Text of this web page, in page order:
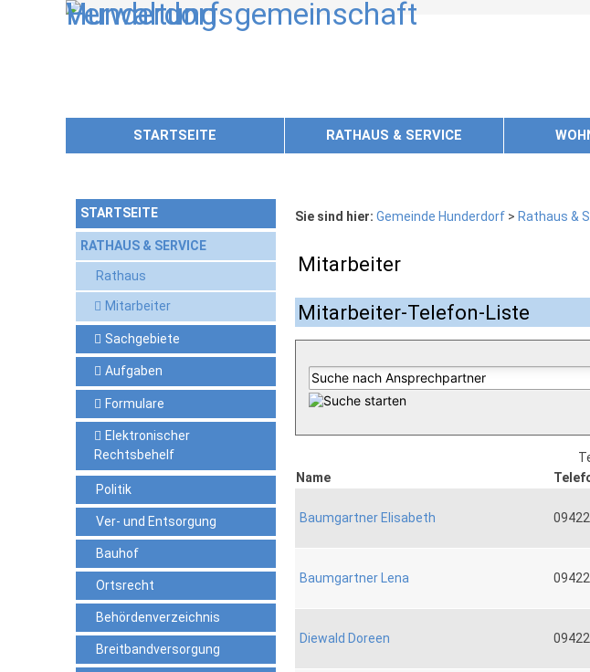
,zur Navigation oderzur Startseite springen.
STARTSEITE RATHAUS & SERVICE
STARTSEITE
RATHAUS & SERVICE
Rathaus
Mitarbeiter
Sachgebiete
Aufgaben
Formulare
Elektronischer
Rechtsbehelf
Politik
Ver- und Entsorgung
Bauhof
Ortsrecht
Behördenverzeichnis
Breitbandversorgung
Sie sind hier: Gemeinde Hunderdorf> Rathaus &
Mitarbeiter
Mitarbeiter-Telefon-Liste
Name
Baumgartner Elisabeth
Baumgartner Lena
Diewald Doreen